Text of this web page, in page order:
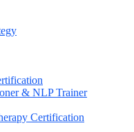
& NLP Trainer
Certification